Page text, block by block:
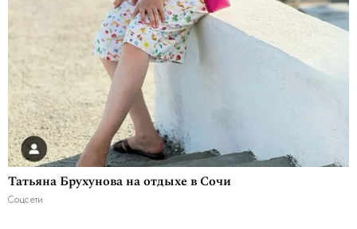
Татьяна Брухунова на отдыхе в Сочи
Соцсети